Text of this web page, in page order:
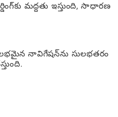
మద్దతు ఇస్తుంది, సాధారణ
నావిగేషన్‌ను సులభతరం